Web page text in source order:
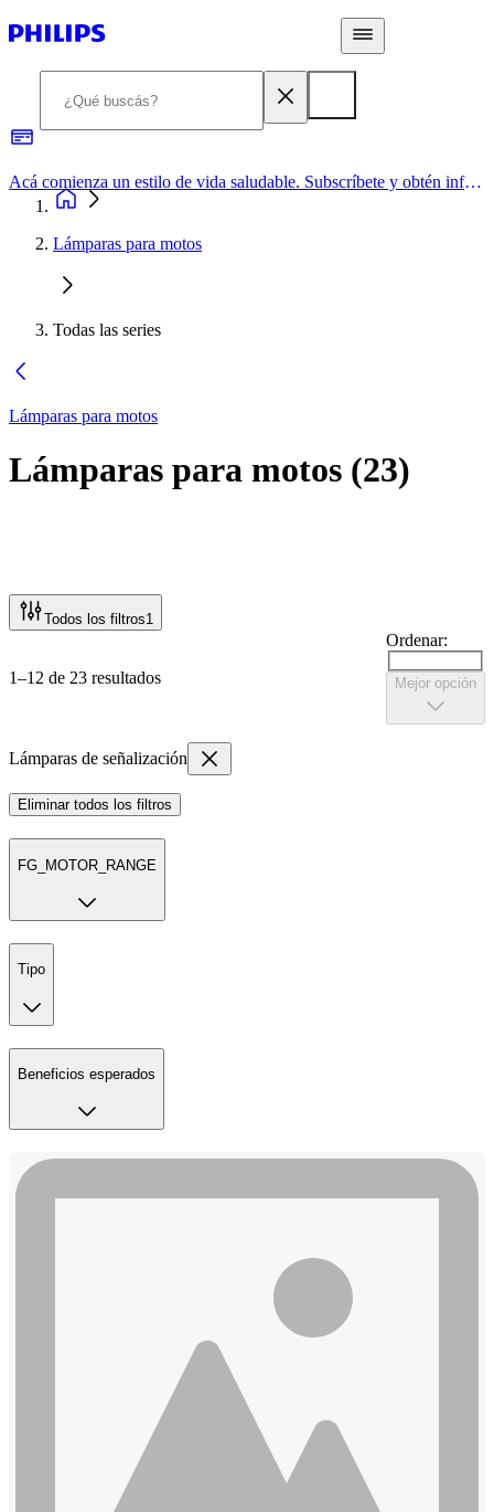
Acá comienza un estilo de vida saludable. Subscríbete y obtén información de primera mano
Lámparas para motos
Todas las series
Lámparas para motos
Lámparas para motos (23)
Todos los filtros1
1–12 de 23 resultados
Ordenar:
Mejor opción
Lámparas de señalización
Eliminar todos los filtros
FG_MOTOR_RANGE
Tipo
Beneficios esperados